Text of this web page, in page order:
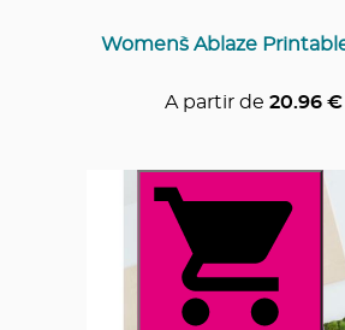
Women`s Ablaze
A partir de 20.96€